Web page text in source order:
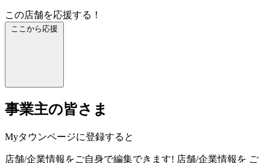
この店舗を応援する！
ここから応援
事業主の皆さま
Myタウンページに登録すると
店舗/企業情報をご自身で編集できます! 店舗/企業情報を ご